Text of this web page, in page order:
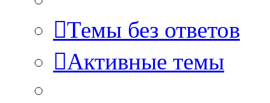
Темы без ответов
Активные темы